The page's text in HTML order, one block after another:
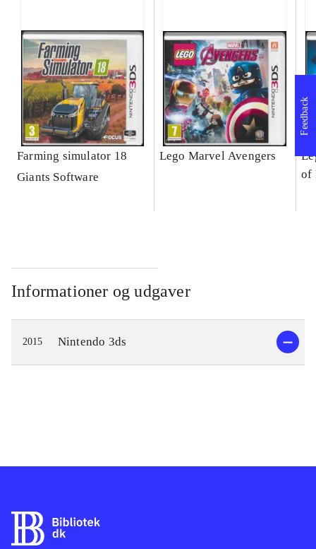
Farming simulator 18
Giants Software
Lego Marvel Avengers
of
Informationer og udgaver
2015 Nintendo 3ds
Feedback